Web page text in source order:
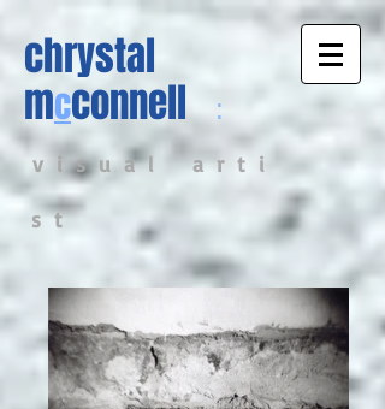
chrystal
mcconnell :
v i s u a l a r t i
s t